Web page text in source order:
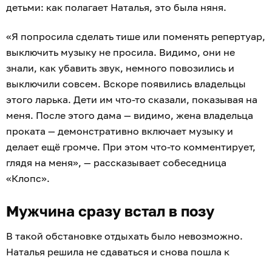
детьми: как полагает Наталья, это была няня.
«Я попросила сделать тише или поменять репертуар,
выключить музыку не просила. Видимо, они не
знали, как убавить звук, немного повозились и
выключили совсем. Вскоре появились владельцы
этого ларька. Дети им что-то сказали, показывая на
меня. После этого дама — видимо, жена владельца
проката — демонстративно включает музыку и
делает ещё громче. При этом что-то комментирует,
глядя на меня», — рассказывает собеседница
«Клопс».
Мужчина сразу встал в позу
В такой обстановке отдыхать было невозможно.
Наталья решила не сдаваться и снова пошла к